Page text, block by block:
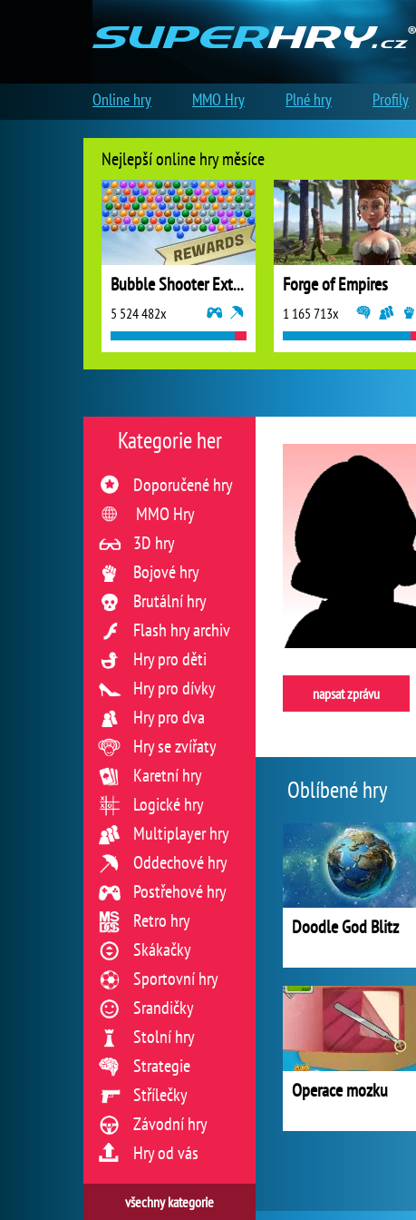
napsat zprávu
Oblíbené hry
Doodle God Blitz
Operace mozku
Kategorie her
Doporučené hry
MMO Hry
3D hry
Bojové hry
Brutální hry
Flash hry archiv
Hry pro děti
Hry pro dívky
Hry pro dva
Hry se zvířaty
Karetní hry
Logické hry
Multiplayer hry
Oddechové hry
Postřehové hry
Retro hry
Skákačky
Sportovní hry
Srandičky
Stolní hry
Strategie
Střílečky
Závodní hry
Hry od vás
všechny kategorie
Nejlepší online hry měsíce
Bubble Shooter Extreme
5 524 482x
Forge of Empires
1 165 713x
Online hry MMO Hry Plné hry Profily